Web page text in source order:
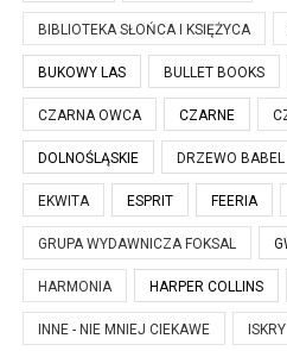
BIBLIOTEKA SŁOŃCA I KSIĘŻYCA
BUKOWY LAS BULLET BOOKS
CZARNA OWCA CZARNE
DOLNOŚLĄSKIE DRZEWO BABEL
EKWITA ESPRIT FEERIA
GRUPA WYDAWNICZA FOKSAL
HARMONIA HARPER COLLINS
INNE - NIE MNIEJ CIEKAWE ISKRY